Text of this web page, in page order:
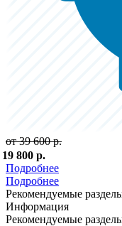
от 39 600 р.
19 800 р.
Подробнее
Подробнее
Рекомендуемые
Информация
Рекомендуемые